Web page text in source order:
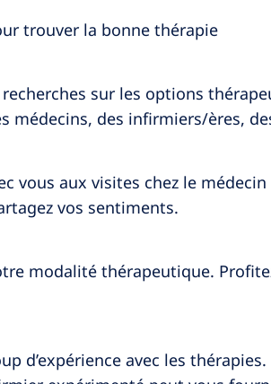
trouver la bonne thérapie
sur les options
médecins, des infirmiers/ères,
vous aux visites chez le
vos sentiments.
modalité thérapeutique.
d’expérience avec les